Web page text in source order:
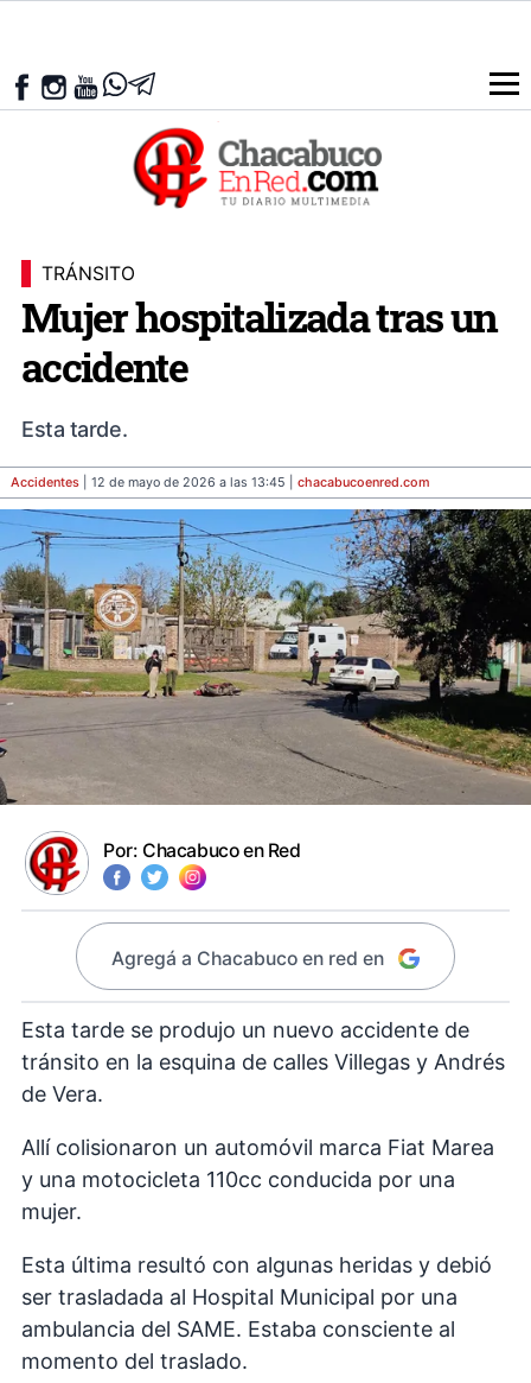
TRÁNSITO
Mujer hospitalizada tras un
accidente
Esta tarde.
Accidentes | 12 de mayo de 2026 a las 13:45 | chacabucoenred.com
Por: Chacabuco en Red
Agregá a Chacabuco en red en
Esta tarde se produjo un nuevo accidente de
tránsito en la esquina de calles Villegas y Andrés
de Vera.
Allí colisionaron un automóvil marca Fiat Marea
y una motocicleta 110cc conducida por una
mujer.
Esta última resultó con algunas heridas y debió
ser trasladada al Hospital Municipal por una
ambulancia del SAME. Estaba consciente al
momento del traslado.